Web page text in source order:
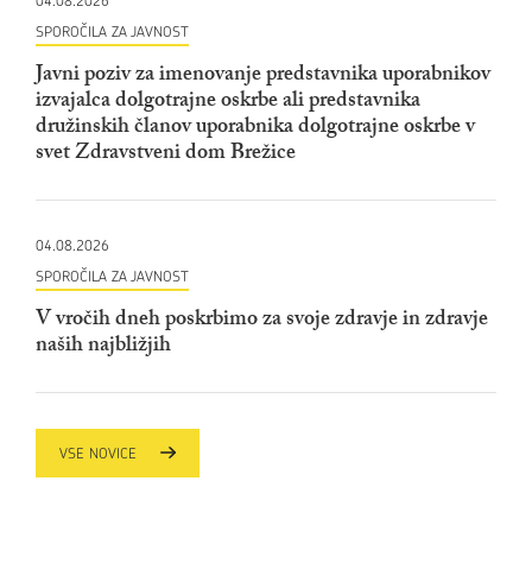
SPOROČILA ZA JAVNOST
Javni poziv za imenovanje predstavnika uporabnikov
izvajalca dolgotrajne oskrbe ali predstavnika
družinskih članov uporabnika dolgotrajne oskrbe v
svet Zdravstveni dom Brežice
04.08.2026
SPOROČILA ZA JAVNOST
V vročih dneh poskrbimo za svoje zdravje in zdravje
naših najbližjih
VSE NOVICE